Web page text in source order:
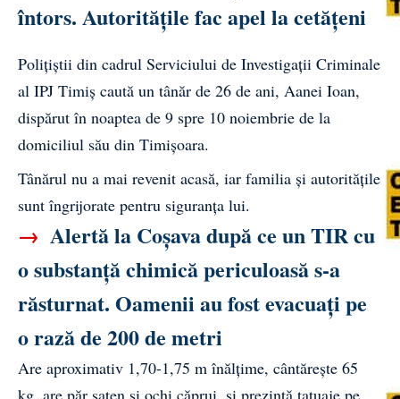
întors. Autoritățile fac apel la cetățeni
Polițiștii din cadrul Serviciului de Investigații Criminale
al IPJ Timiș caută un tânăr de 26 de ani, Aanei Ioan,
dispărut în noaptea de 9 spre 10 noiembrie de la
domiciliul său din Timișoara.
Tânărul nu a mai revenit acasă, iar familia și autoritățile
sunt îngrijorate pentru siguranța lui.
→ Alertă la Coșava după ce un TIR cu
o substanță chimică periculoasă s-a
răsturnat. Oamenii au fost evacuați pe
o rază de 200 de metri
Are aproximativ 1,70-1,75 m înălțime, cântărește 65